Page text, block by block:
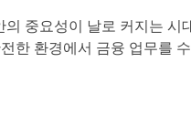
중요성이 날로 커지는
한 환경에서 금융 업무를